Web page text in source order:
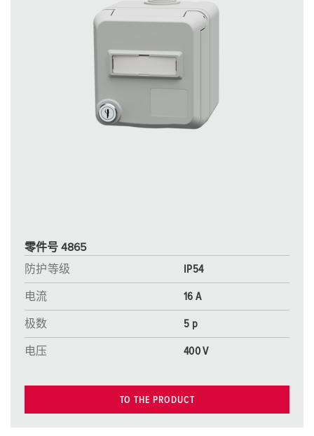
零件号 4865
防护等级
IP54
电流 16 A
极数 5 p
电压 400 V
TO THE PRODUCT